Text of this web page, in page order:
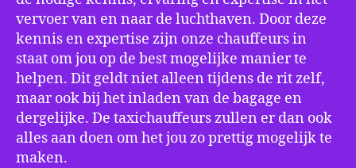
vervoer van en naar de luchthaven. Door deze
kennis en expertise zijn onze chauffeurs in
staat om jou op de best mogelijke manier te
helpen. Dit geldt niet alleen tijdens de rit zelf,
maar ook bij het inladen van de bagage en
dergelijke. De taxichauffeurs zullen er dan ook
alles aan doen om het jou zo prettig mogelijk te
maken.